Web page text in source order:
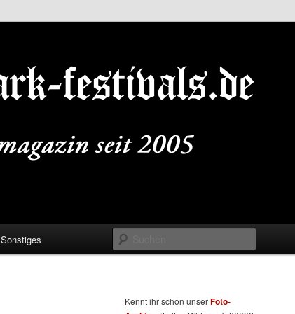
Sonstiges
Kennt ihr schon unserFoto-